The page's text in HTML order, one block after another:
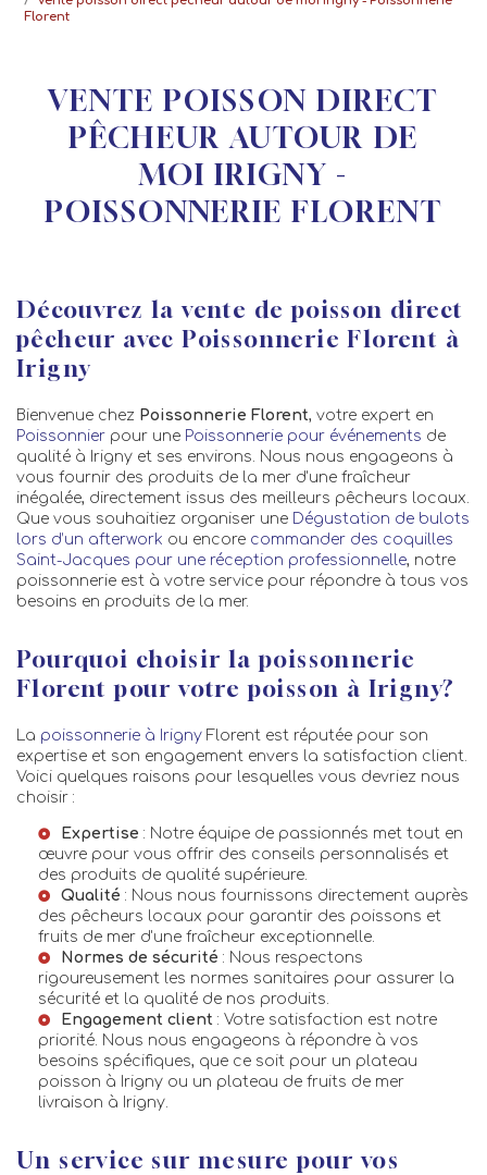
Florent
VENTE POISSON DIRECT
PÊCHEUR AUTOUR DE
MOI IRIGNY -
POISSONNERIE FLORENT
Découvrez la vente de poisson direct
pêcheur avec Poissonnerie Florent à
Irigny
Bienvenue chez Poissonnerie Florent, votre expert en
Poissonnier pour une Poissonnerie pour événements de
qualité à Irigny et ses environs. Nous nous engageons à
vous fournir des produits de la mer d'une fraîcheur
inégalée, directement issus des meilleurs pêcheurs locaux.
Que vous souhaitiez organiser une Dégustation de bulots
lors d’un afterwork ou encore commander des coquilles
Saint-Jacques pour une réception professionnelle, notre
poissonnerie est à votre service pour répondre à tous vos
besoins en produits de la mer.
Pourquoi choisir la poissonnerie
Florent pour votre poisson à Irigny?
La poissonnerie à Irigny Florent est réputée pour son
expertise et son engagement envers la satisfaction client.
Voici quelques raisons pour lesquelles vous devriez nous
choisir :
Expertise : Notre équipe de passionnés met tout en
œuvre pour vous offrir des conseils personnalisés et
des produits de qualité supérieure.
Qualité : Nous nous fournissons directement auprès
des pêcheurs locaux pour garantir des poissons et
fruits de mer d'une fraîcheur exceptionnelle.
Normes de sécurité : Nous respectons
rigoureusement les normes sanitaires pour assurer la
sécurité et la qualité de nos produits.
Engagement client : Votre satisfaction est notre
priorité. Nous nous engageons à répondre à vos
besoins spécifiques, que ce soit pour un plateau
poisson à Irigny ou un plateau de fruits de mer
livraison à Irigny.
Un service sur mesure pour vos